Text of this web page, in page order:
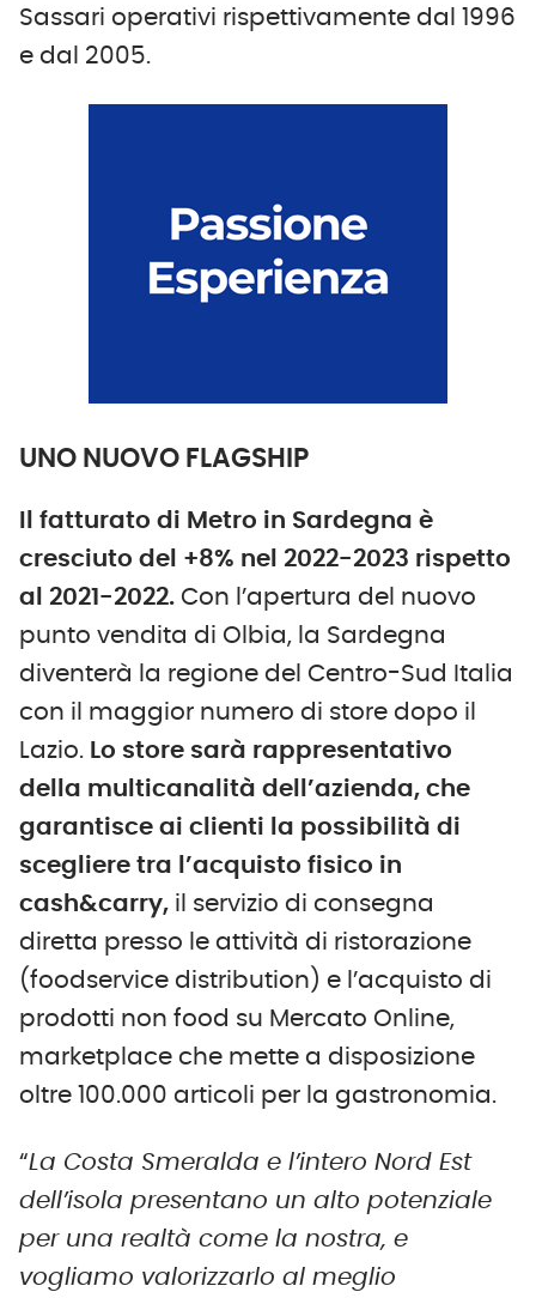
Sassari operativi rispettivamente dal 1996
e dal 2005.
UNO NUOVO FLAGSHIP
Il fatturato di Metro in Sardegna è
cresciuto del +8% nel 2022-2023 rispetto
al 2021-2022. Con l’apertura del nuovo
punto vendita di Olbia, la Sardegna
diventerà la regione del Centro-Sud Italia
con il maggior numero di store dopo il
Lazio. Lo store sarà rappresentativo
della multicanalità dell’azienda, che
garantisce ai clienti la possibilità di
scegliere tra l’acquisto fisico in
cash&carry, il servizio di consegna
diretta presso le attività di ristorazione
(foodservice distribution) e l’acquisto di
prodotti non food su Mercato Online,
marketplace che mette a disposizione
oltre 100.000 articoli per la gastronomia.
“La Costa Smeralda e l’intero Nord Est
dell’isola presentano un alto potenziale
per una realtà come la nostra, e
vogliamo valorizzarlo al meglio